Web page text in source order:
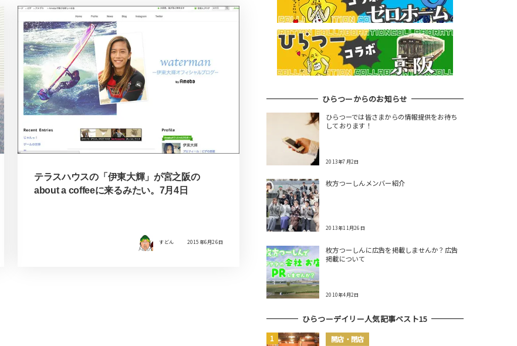
テラスハウスの「伊東大輝」が宮之阪の
about a coffeeに来るみたい。7月4日
すどん 2015年6月26日
ひらつーからのお知らせ
ひらつーでは皆さまからの情報提供をお待ち
しております！
2013年7月2日
枚方つーしんメンバー紹介
2013年11月26日
枚方つーしんに広告を掲載しませんか？広告
掲載について
2010年4月2日
ひらつーデイリー人気記事ベスト15
開店・閉店